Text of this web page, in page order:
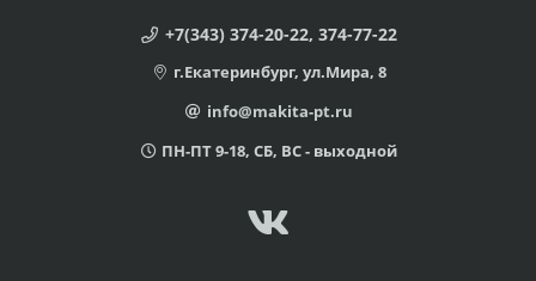
+7(343) 374-20-22, 374-77-22
г.Екатеринбург, ул.Мира, 8
info@makita-pt.ru
ПН-ПТ 9-18, СБ, ВС - выходной